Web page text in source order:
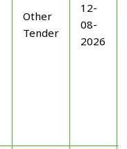
Other
Tender
12-
08-
2026